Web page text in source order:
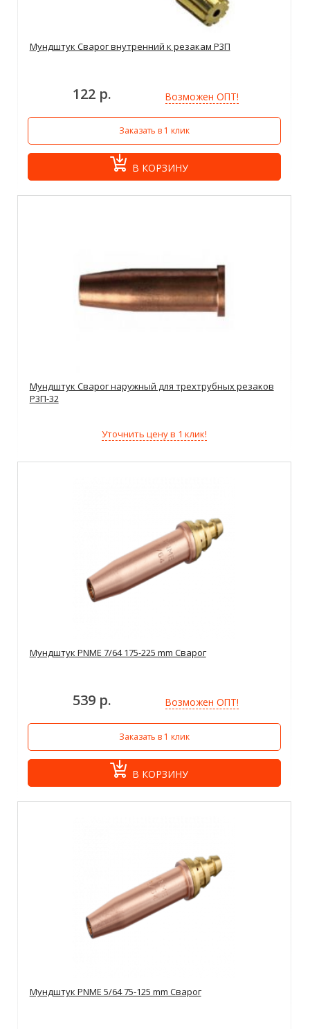
Мундштук Сварог внутренний к резакам Р3П
122 р. Возможен ОПТ!
Заказать в 1 клик
В КОРЗИНУ
Мундштук Сварог наружный для трехтрубных резаков
Р3П-32
Уточнить цену в 1 клик!
Мундштук PNME 7/64 175-225 mm Сварог
539 р. Возможен ОПТ!
Заказать в 1 клик
В КОРЗИНУ
Мундштук PNME 5/64 75-125 mm Сварог